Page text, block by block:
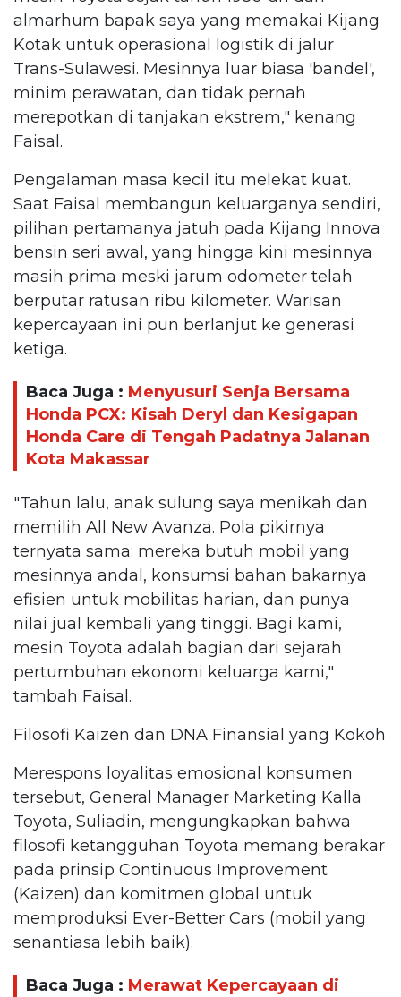
almarhum bapak saya yang memakai Kijang
Kotak untuk operasional logistik di jalur
Trans-Sulawesi. Mesinnya luar biasa 'bandel',
minim perawatan, dan tidak pernah
merepotkan di tanjakan ekstrem," kenang
Faisal.
Pengalaman masa kecil itu melekat kuat.
Saat Faisal membangun keluarganya sendiri,
pilihan pertamanya jatuh pada Kijang Innova
bensin seri awal, yang hingga kini mesinnya
masih prima meski jarum odometer telah
berputar ratusan ribu kilometer. Warisan
kepercayaan ini pun berlanjut ke generasi
ketiga.
Baca Juga : Menyusuri Senja Bersama
Honda PCX: Kisah Deryl dan Kesigapan
Honda Care di Tengah Padatnya Jalanan
Kota Makassar
"Tahun lalu, anak sulung saya menikah dan
memilih All New Avanza. Pola pikirnya
ternyata sama: mereka butuh mobil yang
mesinnya andal, konsumsi bahan bakarnya
efisien untuk mobilitas harian, dan punya
nilai jual kembali yang tinggi. Bagi kami,
mesin Toyota adalah bagian dari sejarah
pertumbuhan ekonomi keluarga kami,"
tambah Faisal.
Filosofi Kaizen dan DNA Finansial yang Kokoh
Merespons loyalitas emosional konsumen
tersebut, General Manager Marketing Kalla
Toyota, Suliadin, mengungkapkan bahwa
filosofi ketangguhan Toyota memang berakar
pada prinsip Continuous Improvement
(Kaizen) dan komitmen global untuk
memproduksi Ever-Better Cars (mobil yang
senantiasa lebih baik).
Baca Juga : Merawat Kepercayaan di